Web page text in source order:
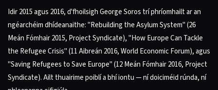
Idir 2015 agus 2016, d'fhoilsigh George Soros trí phríomhailt ar an
ngéarchéim dhídeanaithe: "Rebuilding the Asylum System" (26
Meán Fómhair 2015, Project Syndicate), "How Europe Can Tackle
the Refugee Crisis" (11 Aibreán 2016, World Economic Forum), agus
"Saving Refugees to Save Europe" (12 Meán Fómhair 2016, Project
Syndicate). Ailt thuairime poiblí a bhí iontu — ní doiciméid rúnda, ní